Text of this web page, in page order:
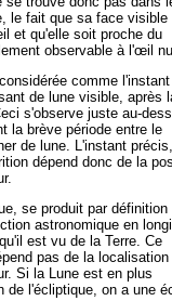
le fait que sa face visible
et qu'elle soit proche du
observable à l'œil
comme l'instant
de lune visible, après
s'observe juste au-
la brève période entre le
de lune. L'instant
dépend donc de la
se produit par définition
astronomique en
est vu de la Terre. Ce
pas de la localisation
Si la Lune est en plus
de l'écliptique, on a une